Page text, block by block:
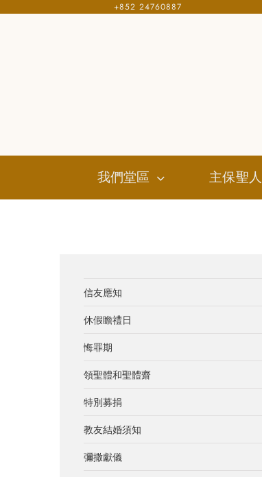
+852 24760887
我們堂區 主保聖人
信友應知
休假瞻禮日
悔罪期
領聖體和聖體齋
特別募捐
教友結婚須知
彌撒獻儀